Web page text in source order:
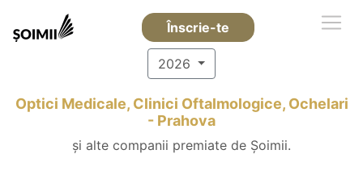
Înscrie-te
2026
Optici Medicale, Clinici Oftalmologice, Ochelari
- Prahova
și alte companii premiate de Șoimii.